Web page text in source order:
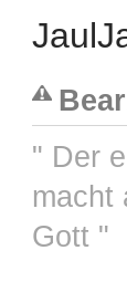
" Der
macht
Gott "